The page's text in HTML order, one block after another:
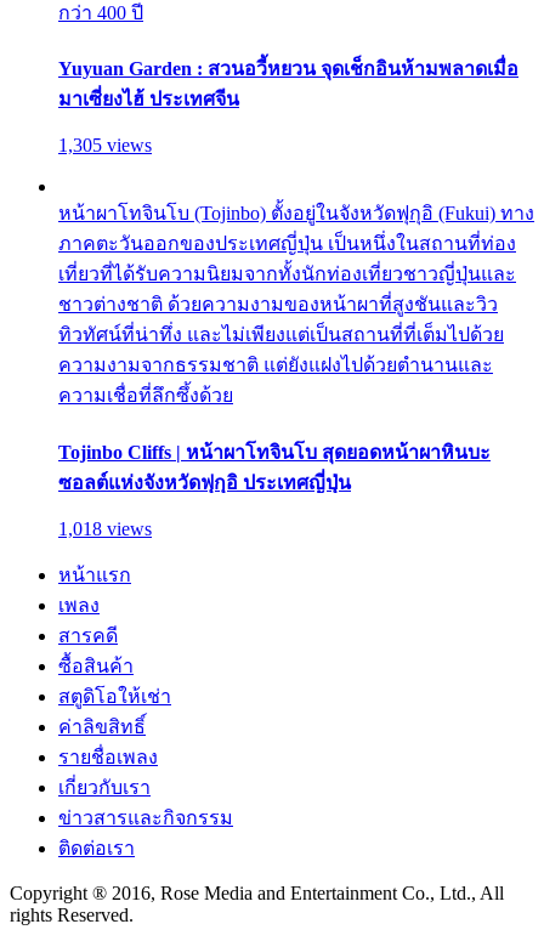
กว่า 400 ปี
Yuyuan Garden : สวนอวี้หยวน จุดเช็กอินห้ามพลาดเมื่อ
มาเซี่ยงไฮ้ ประเทศจีน
1,305 views
หน้าผาโทจินโบ (Tojinbo) ตั้งอยู่ในจังหวัดฟุกุอิ (Fukui) ทาง
ภาคตะวันออกของประเทศญี่ปุ่น เป็นหนึ่งในสถานที่ท่อง
เที่ยวที่ได้รับความนิยมจากทั้งนักท่องเที่ยวชาวญี่ปุ่นและ
ชาวต่างชาติ ด้วยความงามของหน้าผาที่สูงชันและวิว
ทิวทัศน์ที่น่าทึ่ง และไม่เพียงแต่เป็นสถานที่ที่เต็มไปด้วย
ความงามจากธรรมชาติ แต่ยังแฝงไปด้วยตำนานและ
ความเชื่อที่ลึกซึ้งด้วย
Tojinbo Cliffs | หน้าผาโทจินโบ สุดยอดหน้าผาหินบะ
ซอลต์แห่งจังหวัดฟุกุอิ ประเทศญี่ปุ่น
1,018 views
หน้าแรก
เพลง
สารคดี
ซื้อสินค้า
สตูดิโอให้เช่า
ค่าลิขสิทธิ์
รายชื่อเพลง
เกี่ยวกับเรา
ข่าวสารและกิจกรรม
ติดต่อเรา
Copyright ® 2016, Rose Media and Entertainment Co., Ltd., All
rights Reserved.